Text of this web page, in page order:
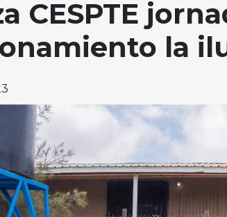
CESPTE
la